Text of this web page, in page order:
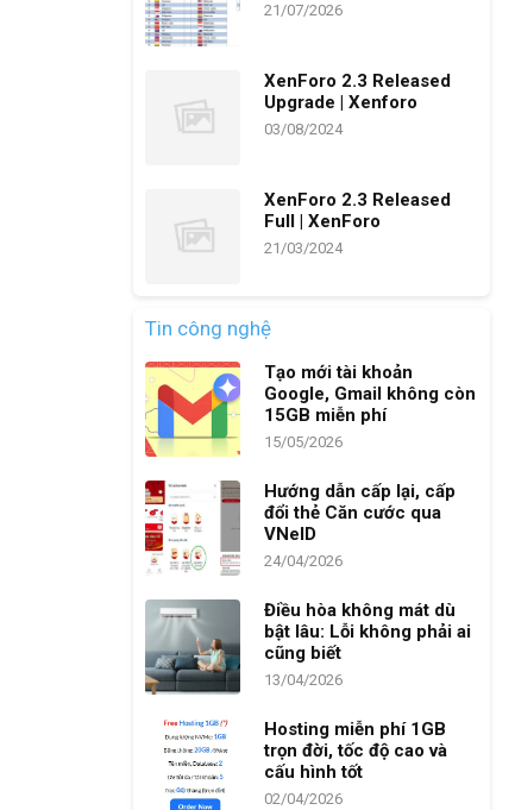
21/07/2026
XenForo 2.3 Released
Upgrade | Xenforo
03/08/2024
XenForo 2.3 Released
Full | XenForo
21/03/2024
Tin công nghệ
Tạo mới tài khoản
Google, Gmail không còn
15GB miễn phí
15/05/2026
Hướng dẫn cấp lại, cấp
đổi thẻ Căn cước qua
VNeID
24/04/2026
Điều hòa không mát dù
bật lâu: Lỗi không phải ai
cũng biết
13/04/2026
Hosting miễn phí 1GB
trọn đời, tốc độ cao và
cấu hình tốt
02/04/2026